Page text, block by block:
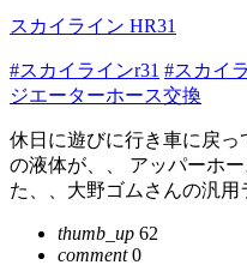
スカイライン HR31
#スカイラインr31 #スカイ
ジエーターホース交換
休日に遊びに行き車に戻
の液体が、、 アッパーホ
た、、大野ゴムさんの汎
thumb_up 62
comment0